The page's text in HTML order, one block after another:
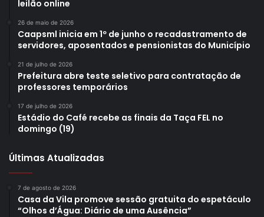
leilão online
26 de maio de 2026
Caapsml inicia em 1º de junho o recadastramento de
servidores, aposentados e pensionistas do Município
21 de julho de 2026
Prefeitura abre teste seletivo para contratação de
professores temporários
17 de julho de 2026
Estádio do Café recebe as finais da Taça FEL no
domingo (19)
Últimas Atualizadas
7 de agosto de 2026
Casa da Vila promove sessão gratuita do espetáculo
“Olhos d’Água: Diário de uma Ausência”